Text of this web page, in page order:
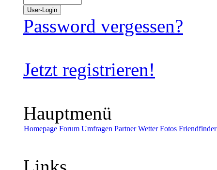
Password vergessen?
Jetzt registrieren!
Hauptmenü
Homepage Forum Umfragen Partner Wetter Fotos Friendfinder